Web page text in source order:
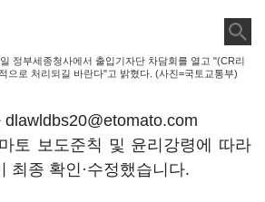
정부세종청사에서 출입기자단 차담회를 열고 "(CR리
으로 처리되길 바란다"고 밝혔다. (사진=국토교통부)
토 보도준칙 및 윤리강령에 따라
최종 확인·수정했습니다.